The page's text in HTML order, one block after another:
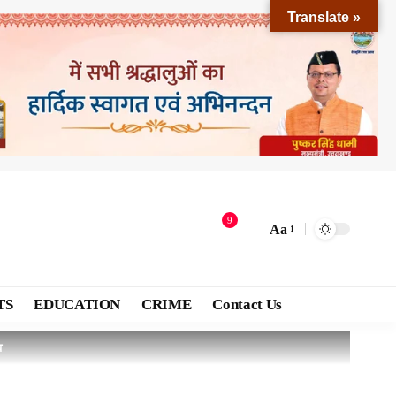
9
Aa
EDUCATION CRIME Contact Us
Translate »